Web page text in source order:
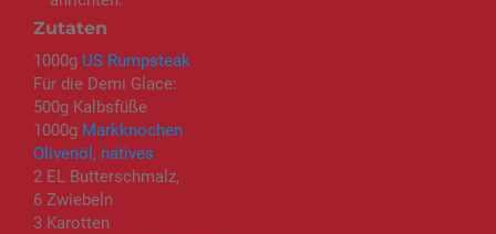
Zutaten
1000g US Rumpsteak
Für die Demi Glace:
500g Kalbsfüße
1000g Markknochen
Olivenöl, natives
2 EL Butterschmalz,
6 Zwiebeln
3 Karotten